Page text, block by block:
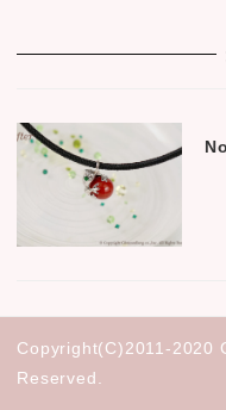
Copyright(C)2011-2020
Reserved.